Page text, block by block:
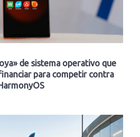
de sistema operativo que
para competir contra